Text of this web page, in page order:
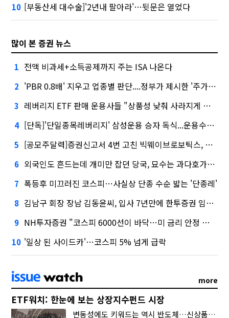
10 [부동산세 대수술]'2년내 팔아라'…뒷문은 열었다
많이 본 증권 뉴스
1 전액 비과세+소득공제까지 주는 ISA 나온다
2 'PBR 0.8배' 지우고 업종별 판단....정부가 제시한 '주가 누르기' 방지법
3 레버리지 ETF 판매 운용사들 "상품성 낮춰 사라지게 해야"…일부 신중론도
4 [단독]'단일종목레버리지' 삼성운용 승자 독식...운용수익 미래에셋의 6배
5 [공모주달력]증권신고서 4번 고친 빅웨이브로보틱스, 수요예측
6 외국인도 흔드는데 개미만 잡던 당국, 묘수는 과다호가부담금?
7 폭등후 미끄러진 코스피…사실상 단종 수순 밟는 '단종레'
8 김남구 회장 장남 김동윤씨, 입사 7년만에 한투증권 임원 승진
9 NH투자증권 "코스피 6000선이 바닥…미 금리 안정 후 추가 회복"
10 '일상 된 사이드카'…코스피 5% 넘게 급락
more
ETF워치: 한눈에 보는 상장지수펀드 시장
변동성에도 키워드는 역시 반도체…신상품은 우주·방산